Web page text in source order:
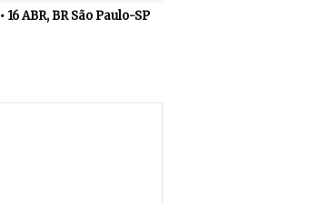
• 16 ABR, BR São Paulo-SP